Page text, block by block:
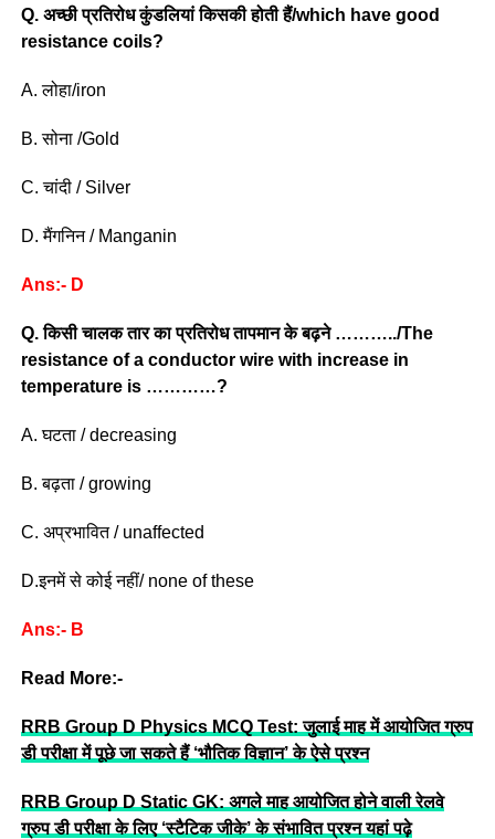
Q. अच्छी प्रतिरोध कुंडलियां किसकी होती हैं/which have good
resistance coils?
A. लोहा/iron
B. सोना /Gold
C. चांदी / Silver
D. मैंगनिन / Manganin
Ans:- D
Q. किसी चालक तार का प्रतिरोध तापमान के बढ़ने ………../The
resistance of a conductor wire with increase in
temperature is …………?
A. घटता / decreasing
B. बढ़ता / growing
C. अप्रभावित / unaffected
D.इनमें से कोई नहीं/ none of these
Ans:- B
Read More:-
RRB Group D Physics MCQ Test: जुलाई माह में आयोजित ग्रुप
डी परीक्षा में पूछे जा सकते हैं ‘भौतिक विज्ञान’ के ऐसे प्रश्न
RRB Group D Static GK: अगले माह आयोजित होने वाली रेलवे
ग्रुप डी परीक्षा के लिए ‘स्टैटिक जीके’ के संभावित प्रश्न यहां पढ़े